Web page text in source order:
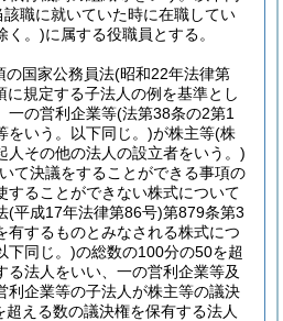
職に就いていた時に在職してい
く。)に属する役職員とする。
の国家公務員法(昭和22年法律第
に規定する子法人の例を基準とし
一の営利企業等(法第38条の2第1
をいう。以下同じ。)が株主等(株
人その他の法人の設立者をいう。)
て決議をすることができる事項の
することができない株式について
(平成17年法律第86号)第879条第3
有するものとみなされる株式につ
下同じ。)の総数の100分の50を超
る法人をいい、一の営利企業等及
利企業等の子法人が株主等の議決
える数の議決権を保有する法人